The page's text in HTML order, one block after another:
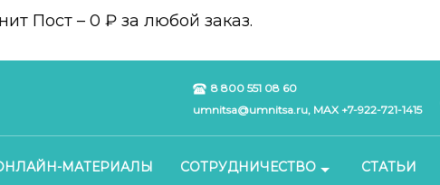
Пост – 0 ₽ за любой заказ.
8 800 551 08 60
umnitsa@umnitsa.ru, MAX +7-922-721-1415
МАТЕРИАЛЫ СОТРУДНИЧЕСТВО СТАТЬИ